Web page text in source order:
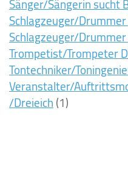
Schlagzeuger/
Schlagzeuger/
Trompetist/Trompeter
Tontechniker/
Veranstalter/
/Dreieich(1)